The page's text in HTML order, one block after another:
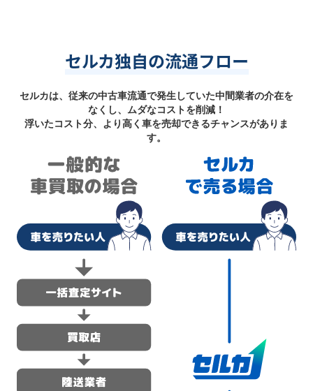
セルカ独自の流通フロー
セルカは、従来の中古車流通で発生していた中間業者の介在を
なくし、ムダなコストを削減！
浮いたコスト分、より高く車を売却できるチャンスがありま
す。